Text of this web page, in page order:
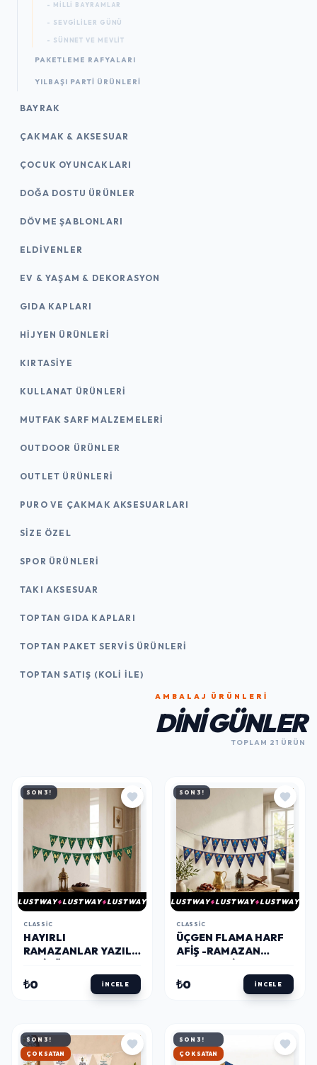
- MILLI BAYRAMLAR
- SEVGILILER GÜNÜ
- SÜNNET VE MEVLIT
PAKETLEME RAFYALARI
YILBAŞI PARTI ÜRÜNLERI
BAYRAK
ÇAKMAK & AKSESUAR
ÇOCUK OYUNCAKLARI
DOĞA DOSTU ÜRÜNLER
DÖVME ŞABLONLARI
ELDIVENLER
EV & YAŞAM & DEKORASYON
GIDA KAPLARI
HIJYEN ÜRÜNLERI
KIRTASİYE
KULLANAT ÜRÜNLERI
MUTFAK SARF MALZEMELERI
OUTDOOR ÜRÜNLER
OUTLET ÜRÜNLERI
PURO VE ÇAKMAK AKSESUARLARI
SIZE ÖZEL
SPOR ÜRÜNLERI
TAKI AKSESUAR
TOPTAN GIDA KAPLARI
TOPTAN PAKET SERVIS ÜRÜNLERI
TOPTAN SATIŞ (KOLI İLE)
AMBALAJ ÜRÜNLERI
DINI GÜNLER
TOPLAM 21 ÜRÜN
SON 3!
LUSTWAY LUSTWAY LUSTWAY
CLASSIC
HAYIRLI
RAMAZANLAR YAZILI
AFIŞ 350 CM
₺0 İNCELE
SON 3!
LUSTWAY LUSTWAY LUSTWAY
CLASSIC
ÜÇGEN FLAMA HARF
AFIŞ -RAMAZAN
₺0 İNCELE
SON 3!
HIZLI KARGO
SON 3!
HIZLI KARGO